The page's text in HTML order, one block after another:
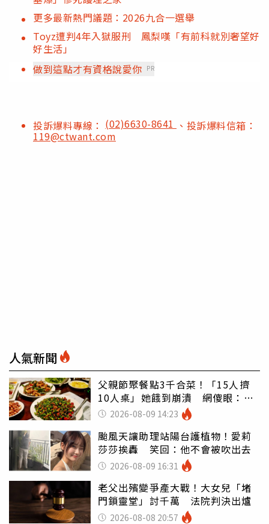
更多最新熱門議題：2026九合一選舉
Toyz遭判4年入獄服刑 鳳梨嘆「有前科就別奢望好
好生活」
做到這點才有資格說愛你 PR
投訴爆料專線： (02)6630-8641 、投訴爆料信箱：
119@ctwant.com
人氣新聞
父親節聚餐點3千合菜！「15人擠
10人桌」她餓到崩潰 網傻眼：讓
店家看笑話
2026-08-09 14:23
颱風天讓助理站陽台護植物！愛莉
莎莎挨轟 笑回：他不會被吹出去
2026-08-09 16:31
老父出殯變爭產大戰！大女兒「堵
門鎖靈堂」討千萬 法院判決出爐
2026-08-08 20:57